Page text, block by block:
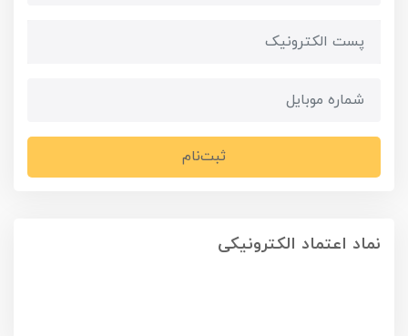
ثبت‌نام
نماد اعتماد الکترونیکی